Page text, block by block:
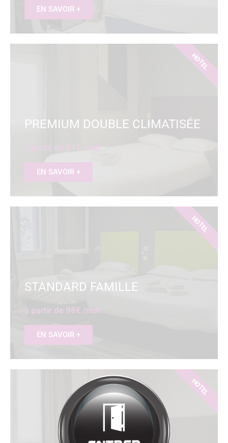
Bienvenue à
HÔTEL
RESTAURANT